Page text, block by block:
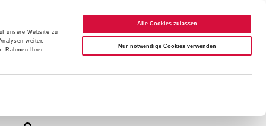
unsere Website zu
weiter.
Rahmen Ihrer
Alle Cookies zulassen
Nur notwendige Cookies verwenden